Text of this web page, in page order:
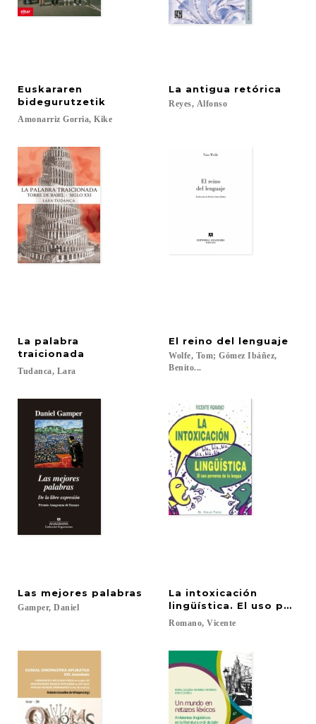
Euskararen
bidegurutzetik
Amonarriz Gorria, Kike
La antigua retórica
Reyes, Alfonso
La palabra
traicionada
Tudanca, Lara
El reino del lenguaje
Wolfe, Tom; Gómez Ibáñez,
Benito...
Las mejores palabras
Gamper, Daniel
La intoxicación
lingüística. El uso
Romano, Vicente